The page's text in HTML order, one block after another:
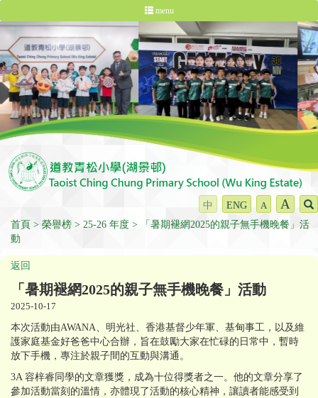
menu
中 ENG A A
首頁 榮譽榜 25-26 年度
「暑期褪網2025的親子無手機晚餐」活
動
返回
「暑期褪網2025的親子無手機晚餐」活動
2025-10-17
本次活動由AWANA、明光社、香港基督少年軍、基甸事工，以及維
護家庭基金好爸爸中心合辦，旨在鼓勵大家在忙碌的日常中，暫時
放下手機，專注於親子間的互動與溝通。
3A 容梓睿同學的文章獲獎，成為十位得獎者之一。他的文章分享了
參加活動當刻的溫情，亦體現了活動的核心精神，讓讀者能感受到